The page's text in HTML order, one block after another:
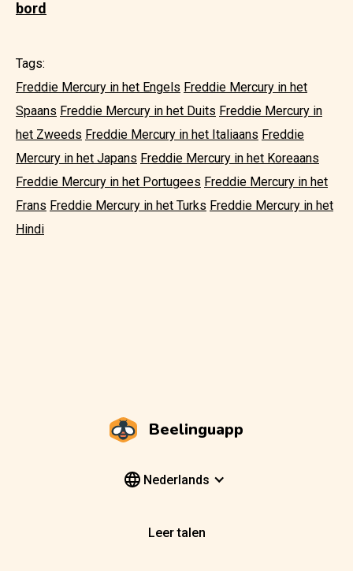
bord
Tags:
Freddie Mercury in het Engels Freddie Mercury in het
Spaans Freddie Mercury in het Duits Freddie Mercury in
het Zweeds Freddie Mercury in het Italiaans Freddie
Mercury in het Japans Freddie Mercury in het Koreaans
Freddie Mercury in het Portugees Freddie Mercury in het
Frans Freddie Mercury in het Turks Freddie Mercury in het
Hindi
Beelinguapp
Nederlands
Leer talen